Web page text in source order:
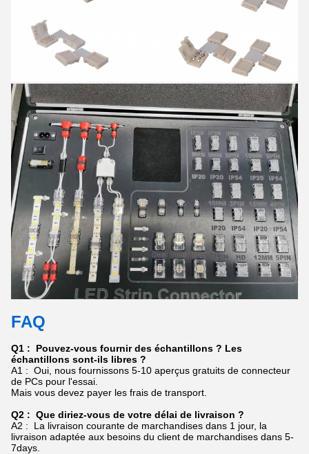
FAQ
Q1 : Pouvez-vous fournir des échantillons ? Les
échantillons sont-ils libres ?
A1 : Oui, nous fournissons 5-10 aperçus gratuits de connecteur
de PCs pour l'essai.
Mais vous devez payer les frais de transport.
Q2 : Que diriez-vous de votre délai de livraison ?
A2 : La livraison courante de marchandises dans 1 jour, la
livraison adaptée aux besoins du client de marchandises dans 5-
7days.